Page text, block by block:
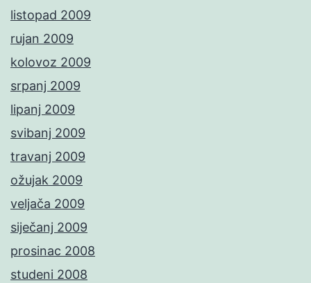
listopad 2009
rujan 2009
kolovoz 2009
srpanj 2009
lipanj 2009
svibanj 2009
travanj 2009
ožujak 2009
veljača 2009
siječanj 2009
prosinac 2008
studeni 2008